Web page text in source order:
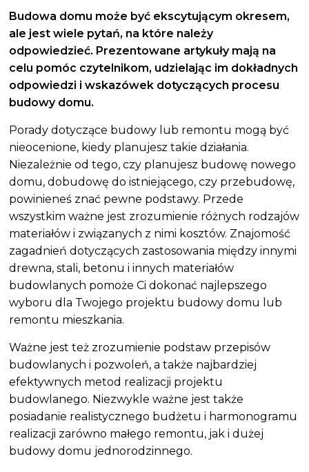
Budowa domu może być ekscytującym okresem,
ale jest wiele pytań, na które należy
odpowiedzieć. Prezentowane artykuły mają na
celu pomóc czytelnikom, udzielając im dokładnych
odpowiedzi i wskazówek dotyczących procesu
budowy domu.
Porady dotyczące budowy lub remontu mogą być
nieocenione, kiedy planujesz takie działania.
Niezależnie od tego, czy planujesz budowę nowego
domu, dobudowę do istniejącego, czy przebudowę,
powinieneś znać pewne podstawy. Przede
wszystkim ważne jest zrozumienie różnych rodzajów
materiałów i związanych z nimi kosztów. Znajomość
zagadnień dotyczących zastosowania między innymi
drewna, stali, betonu i innych materiałów
budowlanych pomoże Ci dokonać najlepszego
wyboru dla Twojego projektu budowy domu lub
remontu mieszkania.
Ważne jest też zrozumienie podstaw przepisów
budowlanych i pozwoleń, a także najbardziej
efektywnych metod realizacji projektu
budowlanego. Niezwykle ważne jest także
posiadanie realistycznego budżetu i harmonogramu
realizacji zarówno małego remontu, jak i dużej
budowy domu jednorodzinnego.